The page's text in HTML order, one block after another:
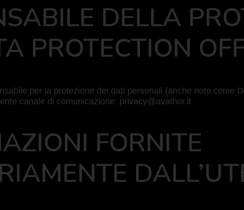
DELLA
PROTECTION
per la protezione dei dati personali (anche noto come
canale di comunicazione: privacy@avathor.it
FORNITE